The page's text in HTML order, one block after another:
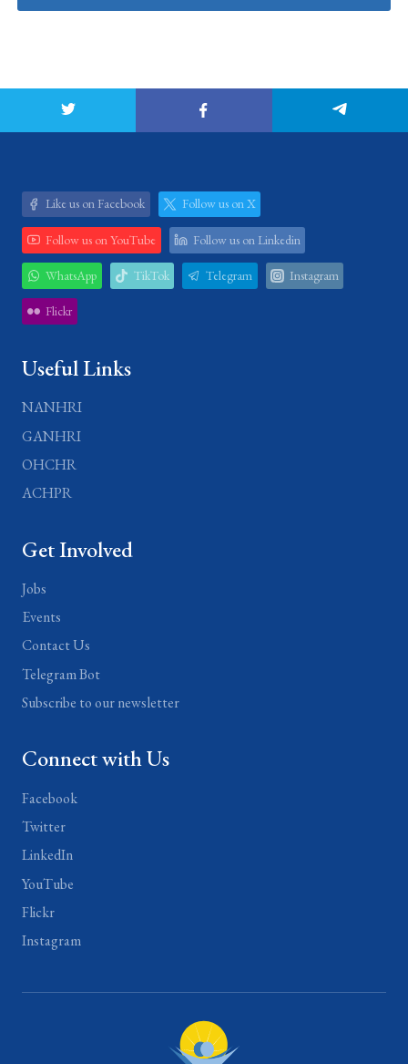
Like us on Facebook Follow us on X
Follow us on YouTube Follow us on Linkedin
WhatsApp TikTok Telegram Instagram
Flickr
Useful Links
NANHRI
GANHRI
OHCHR
ACHPR
Get Involved
Jobs
Events
Contact Us
Telegram Bot
Subscribe to our newsletter
Connect with Us
Facebook
Twitter
LinkedIn
YouTube
Flickr
Instagram